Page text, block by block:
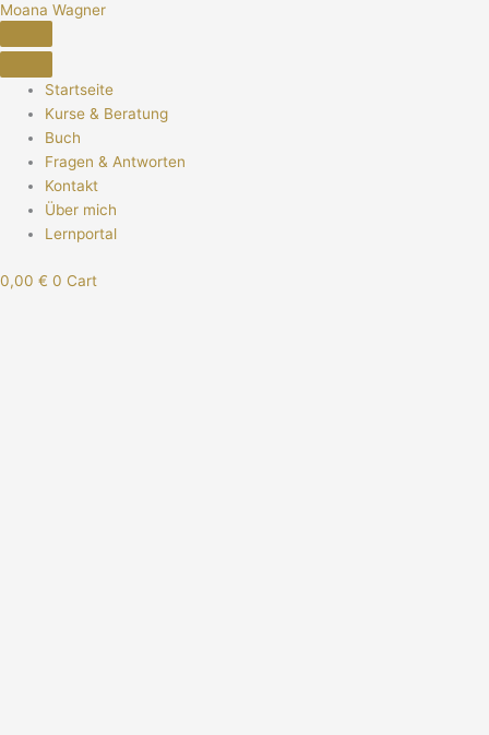
Skip
content
Moana Wagner
Startseite
Kurse & Beratung
Buch
Fragen & Antworten
Kontakt
Über mich
Lernportal
0,00 € 0 Cart